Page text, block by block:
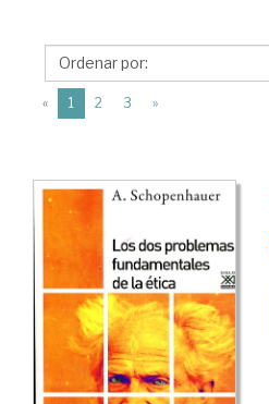
(1788-
1860)
« 1 (current)
2 3 »